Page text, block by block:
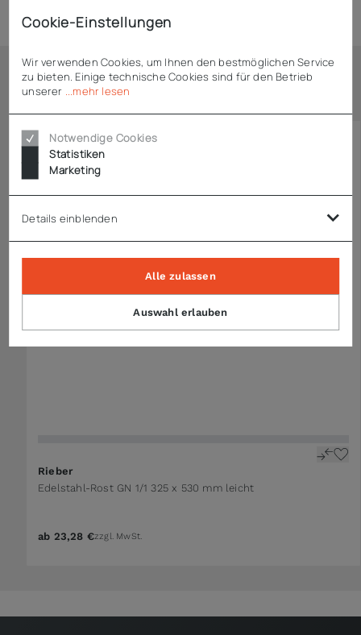
Ähnliche Artikel
Rieber
Edelstahl-Rost GN 1/1 325 x 530 mm leicht
ab 23,28 €zzgl. MwSt.
Cookie-Einstellungen
Wir verwenden Cookies, um Ihnen den bestmöglichen Service
zu bieten. Einige technische Cookies sind für den Betrieb
unserer ...mehr lesen
Notwendige Cookies
Statistiken
Marketing
Details einblenden
Auswahl erlauben
Alle zulassen